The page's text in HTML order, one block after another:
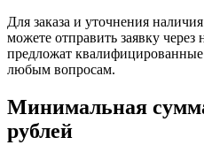
Для заказа и уточнения
можете отправить заявку
предложат
любым вопросам.
Минимальная
рублей